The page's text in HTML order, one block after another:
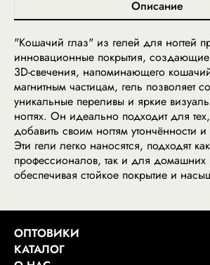
Описание
"Кошачий глаз" из гелей для ногтей
инновационные покрытия, создающие
3D-свечения, напоминающего
магнитным частицам, гель позволяет
уникальные переливы и яркие
ногтях. Он идеально подходит для тех,
добавить своим ногтям утончённости
Эти гели легко наносятся, подходят
профессионалов, так и для домашних
обеспечивая стойкое покрытие и
ОПТОВИКИ
КАТАЛОГ